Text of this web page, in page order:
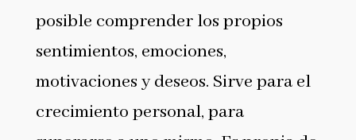
posible comprender los propios
sentimientos, emociones,
motivaciones y deseos. Sirve para el
crecimiento personal, para